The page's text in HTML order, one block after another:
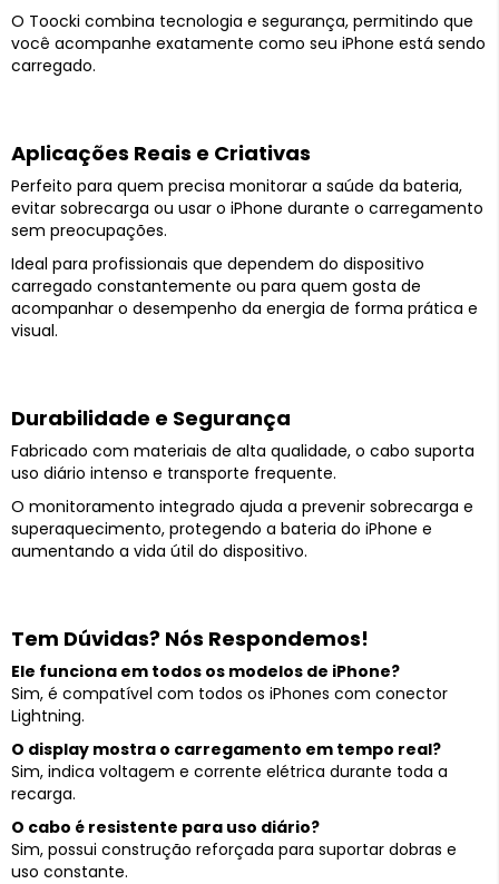
O Toocki combina tecnologia e segurança, permitindo que
você acompanhe exatamente como seu iPhone está sendo
carregado.
Aplicações Reais e Criativas
Perfeito para quem precisa monitorar a saúde da bateria,
evitar sobrecarga ou usar o iPhone durante o carregamento
sem preocupações.
Ideal para profissionais que dependem do dispositivo
carregado constantemente ou para quem gosta de
acompanhar o desempenho da energia de forma prática e
visual.
Durabilidade e Segurança
Fabricado com materiais de alta qualidade, o cabo suporta
uso diário intenso e transporte frequente.
O monitoramento integrado ajuda a prevenir sobrecarga e
superaquecimento, protegendo a bateria do iPhone e
aumentando a vida útil do dispositivo.
Tem Dúvidas? Nós Respondemos!
Ele funciona em todos os modelos de iPhone?
Sim, é compatível com todos os iPhones com conector
Lightning.
O display mostra o carregamento em tempo real?
Sim, indica voltagem e corrente elétrica durante toda a
recarga.
O cabo é resistente para uso diário?
Sim, possui construção reforçada para suportar dobras e
uso constante.